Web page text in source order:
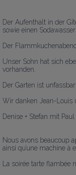
Der Aufenthalt in der
sowie einen
Der
Unser Sohn hat sich
vorhanden.
Der Garten ist
Wir danken Jean-Louis
Denise + Stefan mit
Nous avons beaucoup
ainsi qu’une machine à
La soirée tarte